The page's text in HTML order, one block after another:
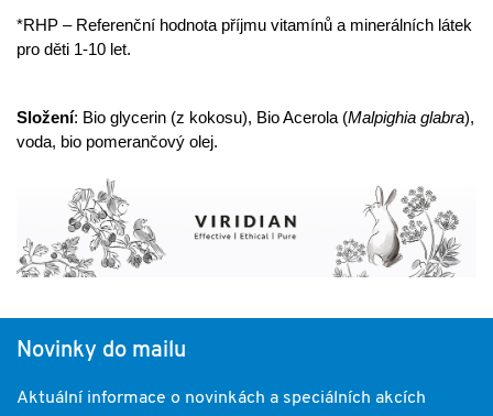
*RHP – Referenční hodnota příjmu vitamínů a minerálních látek
pro děti 1-10 let.
Složení: Bio glycerin (z kokosu), Bio Acerola (Malpighia glabra),
voda, bio pomerančový olej.
Novinky do mailu
Aktuální informace o novinkách a speciálních akcích